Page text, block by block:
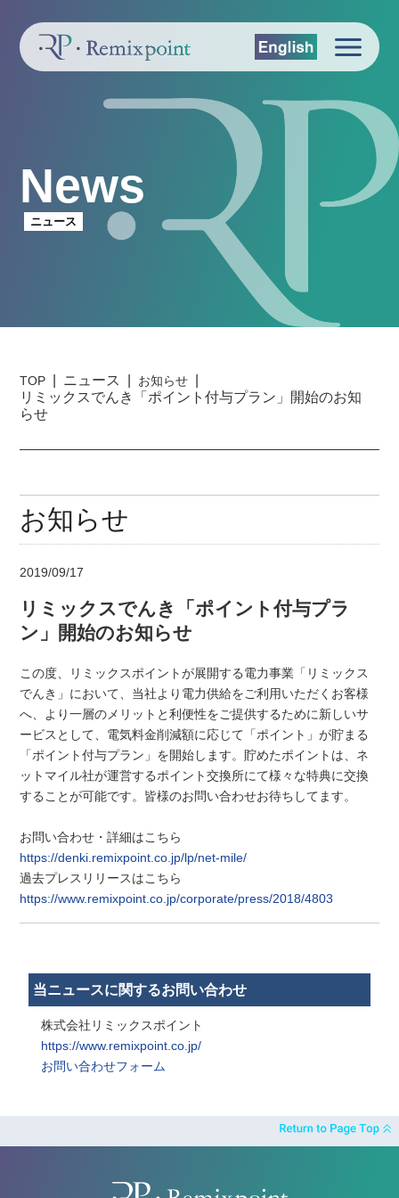
News
ニュース
TOP ニュース お知らせ
リミックスでんき「ポイント付与プラン」開始のお知
らせ
お知らせ
2019/09/17
リミックスでんき「ポイント付与プラ
ン」開始のお知らせ
この度、リミックスポイントが展開する電力事業「リミックス
でんき」において、当社より電力供給をご利用いただくお客様
へ、より一層のメリットと利便性をご提供するために新しいサ
ービスとして、電気料金削減額に応じて「ポイント」が貯まる
「ポイント付与プラン」を開始します。貯めたポイントは、ネ
ットマイル社が運営するポイント交換所にて様々な特典に交換
することが可能です。皆様のお問い合わせお待ちしてます。
お問い合わせ・詳細はこちら
https://denki.remixpoint.co.jp/lp/net-mile/
過去プレスリリースはこちら
https://www.remixpoint.co.jp/corporate/press/2018/4803
当ニュースに関するお問い合わせ
株式会社リミックスポイント
https://www.remixpoint.co.jp/
お問い合わせフォーム